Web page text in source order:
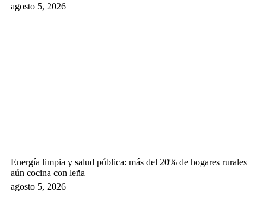
agosto 5, 2026
Energía limpia y salud pública: más del 20% de hogares rurales
aún cocina con leña
agosto 5, 2026